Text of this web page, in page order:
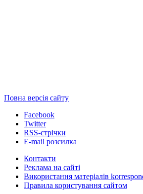
Повна версія сайту
Facebook
Twitter
RSS-стрічки
E-mail розсилка
Контакти
Реклама на сайті
Використання матеріалів
Правила користування сайтом